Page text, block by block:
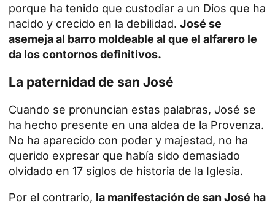
porque ha tenido que custodiar a un Dios que ha
nacido y crecido en la debilidad. José se
asemeja al barro moldeable al que el alfarero le
da los contornos definitivos.
La paternidad de san José
Cuando se pronuncian estas palabras, José se
ha hecho presente en una aldea de la Provenza.
No ha aparecido con poder y majestad, no ha
querido expresar que había sido demasiado
olvidado en 17 siglos de historia de la Iglesia.
Por el contrario, la manifestación de san José ha